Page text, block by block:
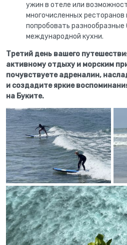
ужин в отеле или
многочисленных ресторанов
попробовать разнообразные
международной кухни.
Третий день вашего
активному отдыху и морским
почувствуете адреналин,
и создадите яркие
на Буките.